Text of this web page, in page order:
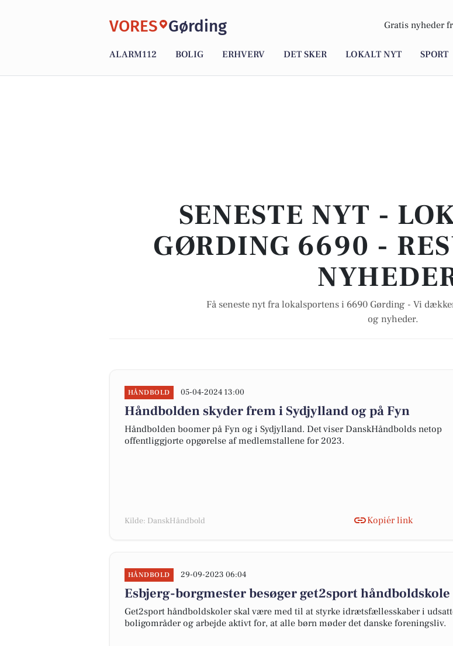
VORES Gørding Gratis nyheder
ALARM112 BOLIG ERHVERV DET SKER LOKALT NYT SPORT
SENESTE NYT -
GØRDING 6690 -
Få seneste nyt fra lokalsportens i 6690 Gørding - Vi
og nyheder.
HÅNDBOLD 05-04-2024 13:00
Håndbolden skyder frem i Sydjylland og på Fyn
Håndbolden boomer på Fyn og i Sydjylland. Det viser DanskHåndbolds netop
offentliggjorte opgørelse af medlemstallene for 2023.
Kilde: DanskHåndbold Kopiér link
HÅNDBOLD 29-09-2023 06:04
Esbjerg-borgmester besøger get2sport håndboldskole
Get2sport håndboldskoler skal være med til at styrke idrætsfællesskaber i
boligområder og arbejde aktivt for, at alle børn møder det danske foreningsliv.